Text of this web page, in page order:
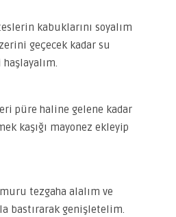
kabuklarını soyalım
geçecek kadar su
püre haline gelene kadar
kaşığı mayonez ekleyip
tezgaha alalım ve
bastırarak genişletelim.